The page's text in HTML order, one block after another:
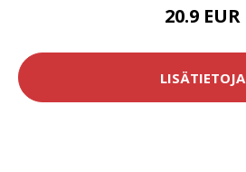
20.9 EUR
LISÄTIETOJA